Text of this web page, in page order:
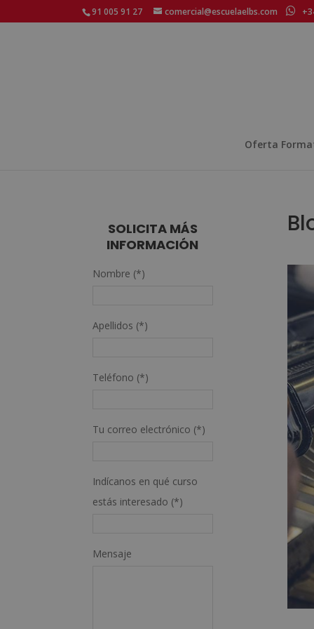
91 005 91 27 comercial@escuelaelbs.com
Oferta
SOLICITA MÁS
INFORMACIÓN
Nombre (*)
Apellidos (*)
Teléfono (*)
Tu correo electrónico (*)
Indícanos en qué curso
estás interesado (*)
Mensaje